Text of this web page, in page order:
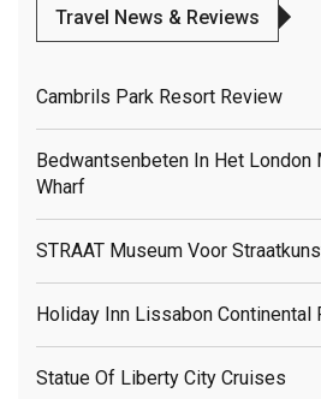
Travel News & Reviews
Cambrils Park Resort Review
Bedwantsenbeten In Het London
Wharf
STRAAT Museum Voor
Holiday Inn Lissabon Continental
Statue Of Liberty City Cruises